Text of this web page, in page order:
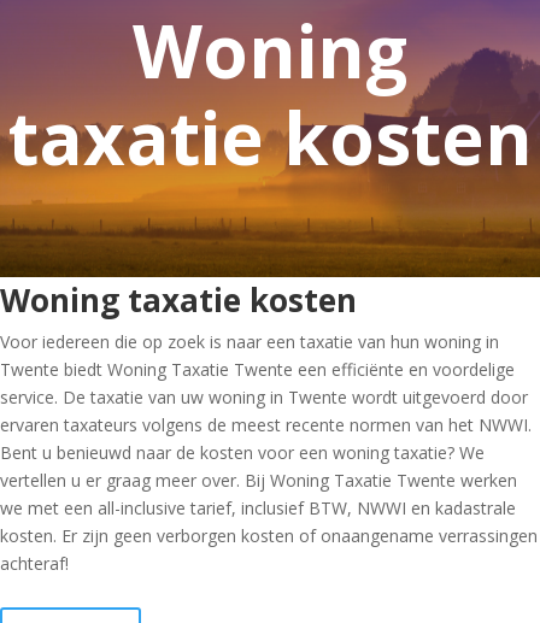
Woning
taxatie kosten
Woning taxatie kosten
Voor iedereen die op zoek is naar een taxatie van hun woning in
Twente biedt Woning Taxatie Twente een efficiënte en voordelige
service. De taxatie van uw woning in Twente wordt uitgevoerd door
ervaren taxateurs volgens de meest recente normen van het NWWI.
Bent u benieuwd naar de kosten voor een woning taxatie? We
vertellen u er graag meer over. Bij Woning Taxatie Twente werken
we met een all-inclusive tarief, inclusief BTW, NWWI en kadastrale
kosten. Er zijn geen verborgen kosten of onaangename verrassingen
achteraf!